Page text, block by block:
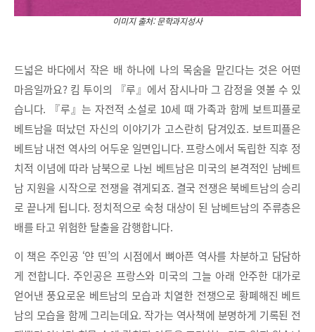
이미지 출처: 문학과지성사
드넓은 바다에서 작은 배 하나에 나의 목숨을 맡긴다는 것은 어떤
마음일까요? 킴 투이의 『루』에서 잠시나마 그 감정을 엿볼 수 있
습니다. 『루』는 자전적 소설로 10세 때 가족과 함께 보트피플로
베트남을 떠났던 자신의 이야기가 고스란히 담겨있죠. 보트피플은
베트남 내전 역사의 어두운 일면입니다. 프랑스에서 독립한 직후 정
치적 이념에 따라 남북으로 나뉜 베트남은 미국의 본격적인 남베트
남 지원을 시작으로 전쟁을 겪게되죠. 결국 전쟁은 북베트남의 승리
로 끝나게 됩니다. 정치적으로 숙청 대상이 된 남베트남의 주류층은
배를 타고 위험한 탈출을 감행합니다.
이 책은 주인공 ‘얀 띤’의 시점에서 뼈아픈 역사를 차분하고 담담하
게 전합니다. 주인공은 프랑스와 미국의 그늘 아래 안주한 대가로
얻어낸 풍요로운 베트남의 모습과 치열한 전쟁으로 황폐해진 베트
남의 모습을 함께 그리는데요. 작가는 역사책에 분명하게 기록된 전